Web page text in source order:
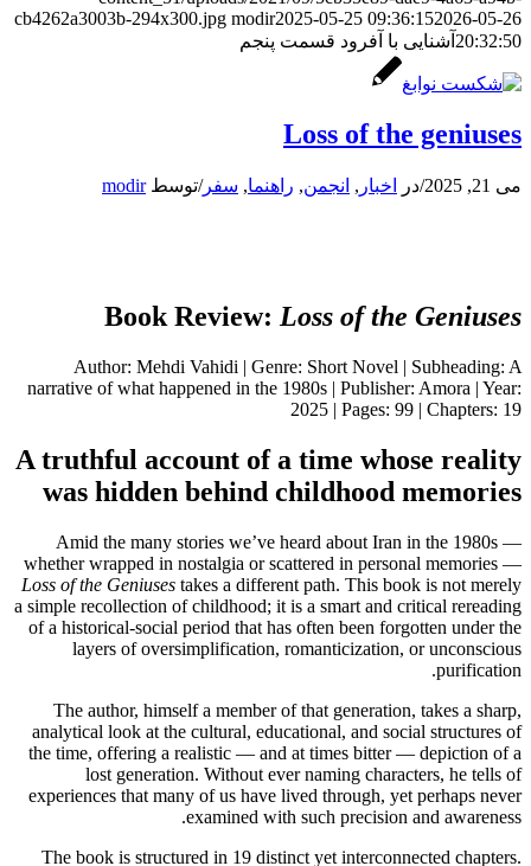
cb4262a3003b-294x300.jpg modir2025-05-25 09:36:152026-05-26
20:32:50 آشنایی با آفرود قسمت پنجم
Loss of the geniuses
می 21, 2025 /در اخبار , انجمن, راهنما, سفر/توسطmodir
Book Review: Loss of the Geniuses
Author: Mehdi Vahidi | Genre: Short Novel | Subheading: A
narrative of what happened in the 1980s | Publisher: Amora | Year:
2025 | Pages: 99 | Chapters: 19
A truthful account of a time whose reality
was hidden behind childhood memories
Amid the many stories we’ve heard about Iran in the 1980s —
whether wrapped in nostalgia or scattered in personal memories —
Loss of the Geniuses takes a different path. This book is not merely
a simple recollection of childhood; it is a smart and critical rereading
of a historical-social period that has often been forgotten under the
layers of oversimplification, romanticization, or unconscious
purification.
The author, himself a member of that generation, takes a sharp,
analytical look at the cultural, educational, and social structures of
the time, offering a realistic — and at times bitter — depiction of a
lost generation. Without ever naming characters, he tells of
experiences that many of us have lived through, yet perhaps never
examined with such precision and awareness.
The book is structured in 19 distinct yet interconnected chapters.